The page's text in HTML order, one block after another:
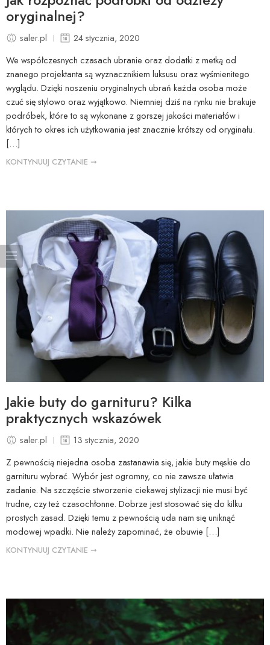
oryginalnej?
saler.pl
24 stycznia, 2020
We współczesnych czasach ubranie oraz dodatki z metką od
znanego projektanta są wyznacznikiem luksusu oraz wyśmienitego
wyglądu. Dzięki noszeniu oryginalnych ubrań każda osoba może
czuć się stylowo oraz wyjątkowo. Niemniej dziś na rynku nie brakuje
podróbek, które to są wykonane z gorszej jakości materiałów i
których to okres ich użytkowania jest znacznie krótszy od oryginału.
[…]
KONTYNUUJ CZYTANIE ➞
Jakie buty do garnituru? Kilka
praktycznych wskazówek
saler.pl
13 stycznia, 2020
Z pewnością niejedna osoba zastanawia się, jakie buty męskie do
garnituru wybrać. Wybór jest ogromny, co nie zawsze ułatwia
zadanie. Na szczęście stworzenie ciekawej stylizacji nie musi być
trudne, czy też czasochłonne. Dobrze jest stosować się do kilku
prostych zasad. Dzięki temu z pewnością uda nam się uniknąć
modowej wpadki. Nie należy zapominać, że obuwie […]
KONTYNUUJ CZYTANIE ➞